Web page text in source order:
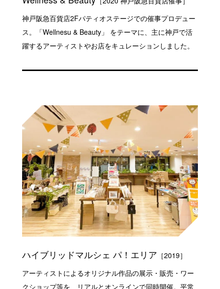
神戸阪急百貨店2Fパティオステージでの催事プロデュー
ス。「Wellnesu & Beauty」 をテーマに、主に神戸で活
躍するアーティストやお店をキュレーションしました。
ハイブリッドマルシェ パ！エリア ［2019］
アーティストによるオリジナル作品の展示・販売・ワー
クショップ等を、リアルとオンラインで同時開催。平常